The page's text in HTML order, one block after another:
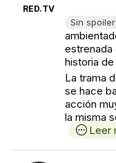
RED.TV
Sin
estrenada
historia
La trama
se hace
acción
la misma
Leer